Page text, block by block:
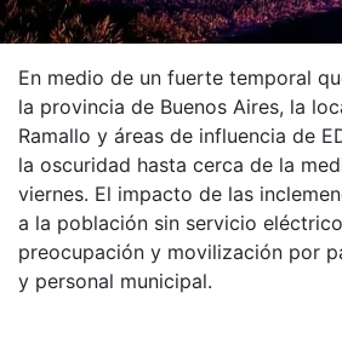
En medio de un fuerte temporal
la provincia de Buenos Aires, la
Ramallo y áreas de influencia de
la oscuridad hasta cerca de la
viernes. El impacto de las
a la población sin servicio
preocupación y movilización por
y personal municipal.